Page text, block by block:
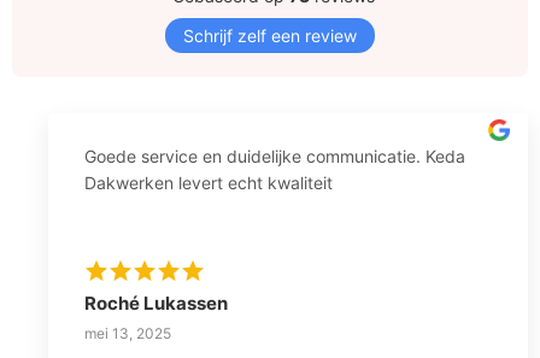
Schrijf zelf een review
Goede service en duidelijke communicatie. Keda
Dakwerken levert echt kwaliteit
Roché Lukassen
mei 13, 2025